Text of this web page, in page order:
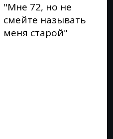
"Мне 72, но не
смейте называть
меня старой"